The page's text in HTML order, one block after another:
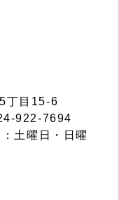
丁目15-6
922-7694
土曜日・日曜